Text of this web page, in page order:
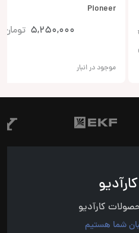
Pioneer
5,250,000 تومان
موجود در انبار
کارآدیو